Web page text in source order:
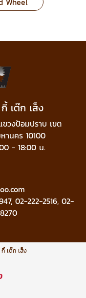
เต๊ก เส็ง
วงป้อมปราบ เขต
านคร 10100
- 18:00 น.
, 02-222-2516, 02-
เต๊ก เส็ง